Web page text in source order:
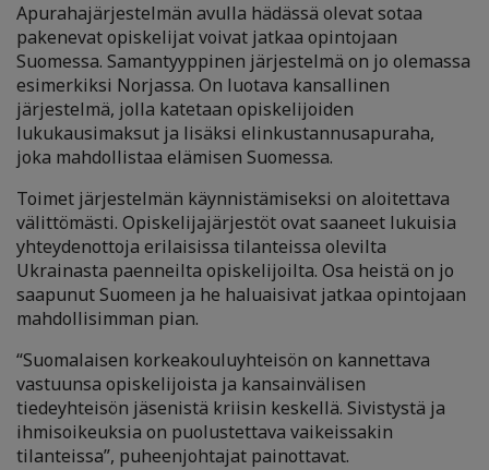
Apurahajärjestelmän avulla hädässä olevat sotaa
pakenevat opiskelijat voivat jatkaa opintojaan
Suomessa. Samantyyppinen järjestelmä on jo olemassa
esimerkiksi Norjassa. On luotava kansallinen
järjestelmä, jolla katetaan opiskelijoiden
lukukausimaksut ja lisäksi elinkustannusapuraha,
joka mahdollistaa elämisen Suomessa.
Toimet järjestelmän käynnistämiseksi on aloitettava
välittömästi. Opiskelijajärjestöt ovat saaneet lukuisia
yhteydenottoja erilaisissa tilanteissa olevilta
Ukrainasta paenneilta opiskelijoilta. Osa heistä on jo
saapunut Suomeen ja he haluaisivat jatkaa opintojaan
mahdollisimman pian.
“Suomalaisen korkeakouluyhteisön on kannettava
vastuunsa opiskelijoista ja kansainvälisen
tiedeyhteisön jäsenistä kriisin keskellä. Sivistystä ja
ihmisoikeuksia on puolustettava vaikeissakin
tilanteissa”, puheenjohtajat painottavat.